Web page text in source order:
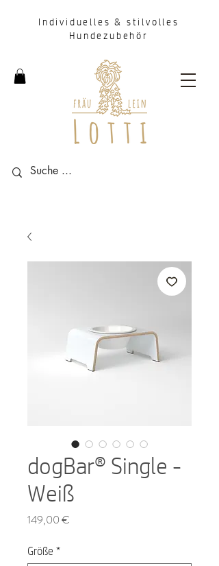
Individuelles & stilvolles
Hundezubehör
dogBar® Single -
Weiß
149,00 €
Größe *